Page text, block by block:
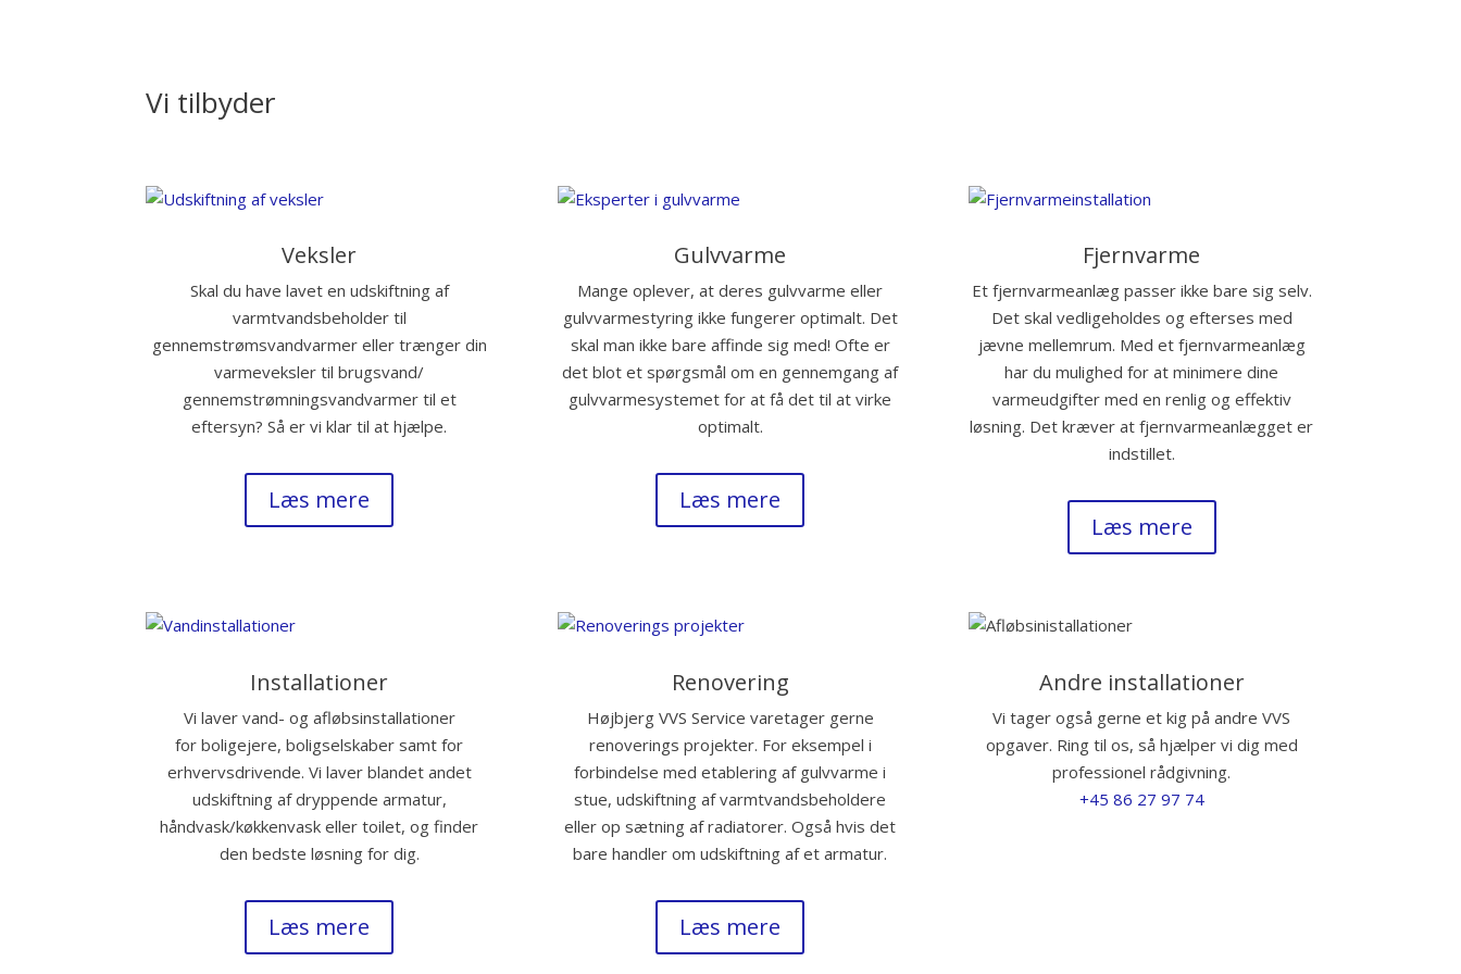
Vi tilbyder
Veksler
Skal du have lavet en udskiftning af
varmtvandsbeholder til
gennemstrømsvandvarmer eller trænger din
varmeveksler til brugsvand/
gennemstrømningsvandvarmer til et
eftersyn? Så er vi klar til at hjælpe.
Læs mere
Gulvvarme
Mange oplever, at deres gulvvarme eller
gulvvarmestyring ikke fungerer optimalt. Det
skal man ikke bare affinde sig med! Ofte er
det blot et spørgsmål om en gennemgang af
gulvvarmesystemet for at få det til at virke
optimalt.
Læs mere
Fjernvarme
Et fjernvarmeanlæg passer ikke bare sig selv.
Det skal vedligeholdes og efterses med
jævne mellemrum. Med et fjernvarmeanlæg
har du mulighed for at minimere dine
varmeudgifter med en renlig og effektiv
løsning. Det kræver at fjernvarmeanlægget er
indstillet.
Læs mere
Installationer
Vi laver vand- og afløbsinstallationer
for boligejere, boligselskaber samt for
erhvervsdrivende. Vi laver blandet andet
udskiftning af dryppende armatur,
håndvask/køkkenvask eller toilet, og finder
den bedste løsning for dig.
Læs mere
Renovering
Højbjerg VVS Service varetager gerne
renoverings projekter. For eksempel i
forbindelse med etablering af gulvvarme i
stue, udskiftning af varmtvandsbeholdere
eller op sætning af radiatorer. Også hvis det
bare handler om udskiftning af et armatur.
Læs mere
Andre installationer
Vi tager også gerne et kig på andre VVS
opgaver. Ring til os, så hjælper vi dig med
professionel rådgivning.
+45 86 27 97 74